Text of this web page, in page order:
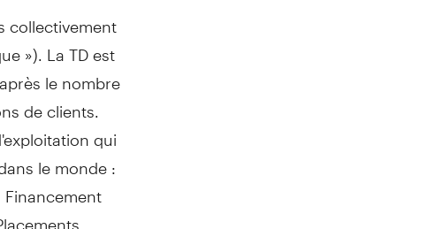
collectivement
»). La TD est
le nombre
de clients.
qui
le monde :